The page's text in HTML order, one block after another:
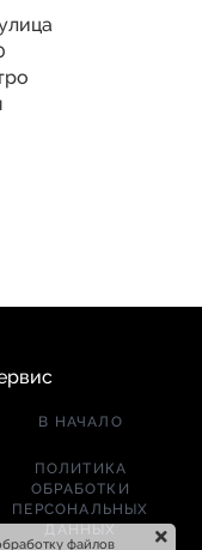
В НАЧАЛО
ПОЛИТИКА
ОБРАБОТКИ
ПЕРСОНАЛЬНЫХ
ДАННЫХ
файлов